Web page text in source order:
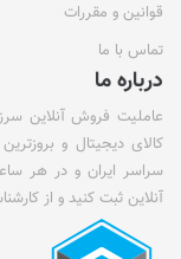
قوانین و مقررات
تماس با ما
درباره ما
عاملیت فروش آنلاین
کالای دیجیتال و
سراسر ایران و در هر
آنلاین ثبت کنید و از